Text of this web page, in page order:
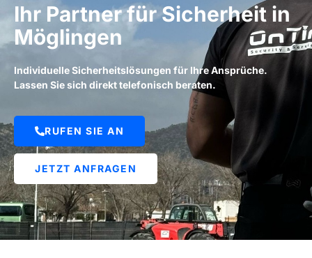
Ihr Partner für Sicherheit in
Möglingen
Individuelle Sicherheitslösungen für Ihre Ansprüche.
Lassen Sie sich direkt telefonisch beraten.
RUFEN SIE AN
JETZT ANFRAGEN